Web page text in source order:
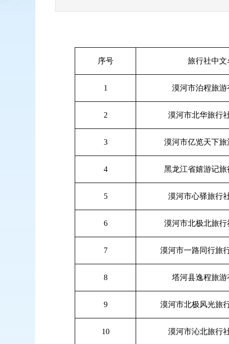
序号 旅行社中文
1 漠河市泊程旅游
2 漠河市北华旅行
3 漠河市亿览天下旅
4 黑龙江省嬉游记旅
5 漠河市心驿旅行
6 漠河市北极北旅行
7 漠河市一路同行旅
8 塔河县逸程旅游
9 漠河市北极风光旅
10 漠河市沁北旅行